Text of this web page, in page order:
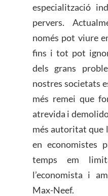
especialització
pervers.
només pot viure
fins i tot pot
dels grans
nostres societats
més remei que
atrevida i
més autoritat que
en economistes
temps em
l’economista i
Max-Neef.